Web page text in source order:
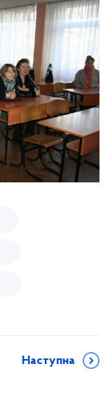
Наступна